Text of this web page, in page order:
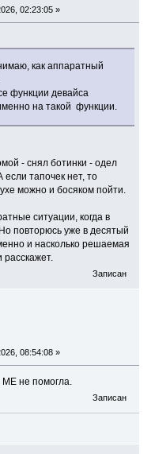
02:23:05 »
как аппаратный
функции девайса
на такой функции.
- снял ботинки - одел
тапочек нет, то
можно и босяком пойти.
ситуации, когда в
повторюсь уже в десятый
и насколько решаемая
Записан
08:54:08 »
не помогла.
Записан